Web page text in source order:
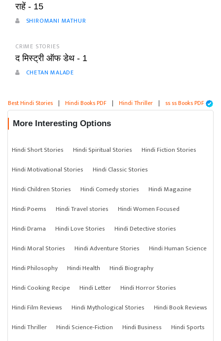
राहें - 15
SHIROMANI MATHUR
CRIME STORIES
द मिस्ट्री ऑफ डेथ - 1
CHETAN MALADE
Best Hindi Stories | Hindi Books PDF | Hindi Thriller | ss ss Books PDF
More Interesting Options
Hindi Short Stories Hindi Spiritual Stories
Hindi Fiction Stories
Hindi Motivational Stories
Hindi Classic Stories
Hindi Children Stories
Hindi Comedy stories
Hindi Magazine
Hindi Poems
Hindi Travel stories
Hindi Women Focused
Hindi Drama
Hindi Love Stories
Hindi Detective stories
Hindi Moral Stories
Hindi Adventure Stories
Hindi Human Science
Hindi Philosophy
Hindi Health
Hindi Biography
Hindi Cooking Recipe
Hindi Letter
Hindi Horror Stories
Hindi Film Reviews
Hindi Mythological Stories
Hindi Book Reviews
Hindi Thriller
Hindi Science-Fiction Hindi Business
Hindi Sports